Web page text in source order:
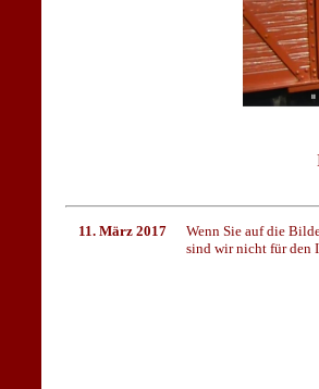
11. März 2017
Wenn Sie auf die
sind wir nicht für den